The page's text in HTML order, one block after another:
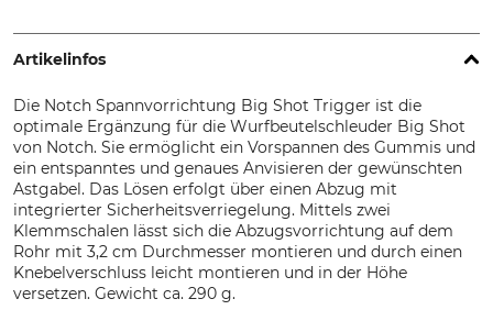
Artikelinfos
Die Notch Spannvorrichtung Big Shot Trigger ist die
optimale Ergänzung für die Wurfbeutelschleuder Big Shot
von Notch. Sie ermöglicht ein Vorspannen des Gummis und
ein entspanntes und genaues Anvisieren der gewünschten
Astgabel. Das Lösen erfolgt über einen Abzug mit
integrierter Sicherheitsverriegelung. Mittels zwei
Klemmschalen lässt sich die Abzugsvorrichtung auf dem
Rohr mit 3,2 cm Durchmesser montieren und durch einen
Knebelverschluss leicht montieren und in der Höhe
versetzen. Gewicht ca. 290 g.